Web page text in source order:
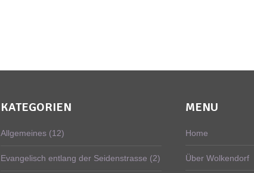
KATEGORIEN
Allgemeines (12)
Evangelisch entlang der Seidenstrasse (2)
MENU
Home
Über Wolkendorf